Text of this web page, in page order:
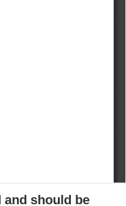
and should be